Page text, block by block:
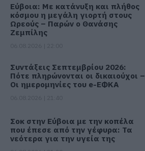
Εύβοια: Με κατάνυξη και πλήθος
κόσμου η μεγάλη γιορτή στους
Ωρεούς – Παρών ο Θανάσης
Ζεμπίλης
Συντάξεις Σεπτεμβρίου 2026:
Πότε πληρώνονται οι δικαιούχοι –
Οι ημερομηνίες του e-ΕΦΚΑ
Σοκ στην Εύβοια με την κοπέλα
που έπεσε από την γέφυρα: Τα
νεότερα για την υγεία της